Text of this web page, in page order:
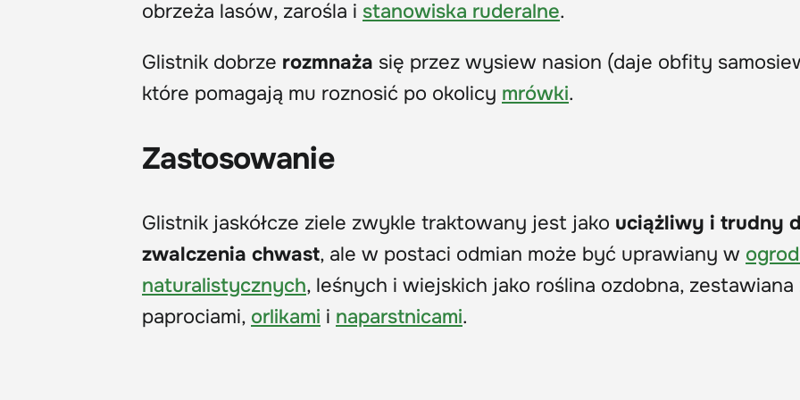
obrzeża lasów, zarośla i stanowiska ruderalne.
Glistnik dobrze rozmnaża się przez wysiew nasion (daje obfity
które pomagają mu roznosić po okolicy mrówki.
Zastosowanie
Glistnik jaskółcze ziele zwykle traktowany jest jako uciążliwy i trudny
zwalczenia chwast, ale w postaci odmian może być uprawiany w
naturalistycznych, leśnych i wiejskich jako roślina ozdobna, zestawiana
paprociami, orlikami i naparstnicami.